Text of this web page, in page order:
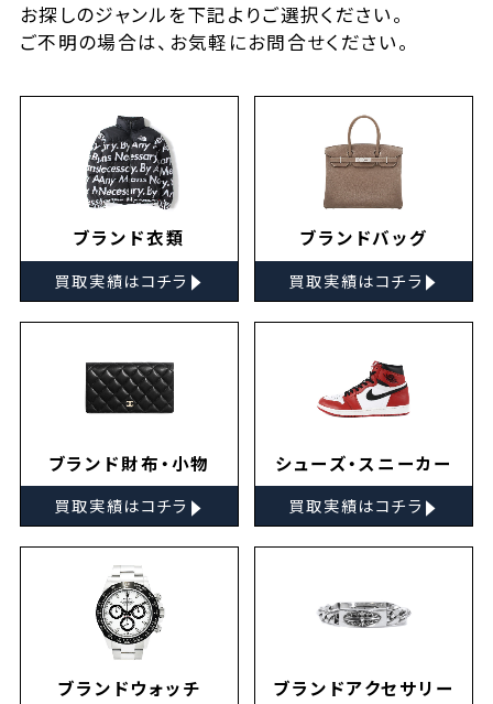
お探しのジャンルを下記よりご選択ください。
ご不明の場合は、お気軽にお問合せください。
ブランド衣類
買取実績はコチラ ▸
ブランドバッグ
買取実績はコチラ ▸
ブランド財布・小物
買取実績はコチラ ▸
シューズ・スニーカー
買取実績はコチラ ▸
ブランドウォッチ ブランドアクセサリー